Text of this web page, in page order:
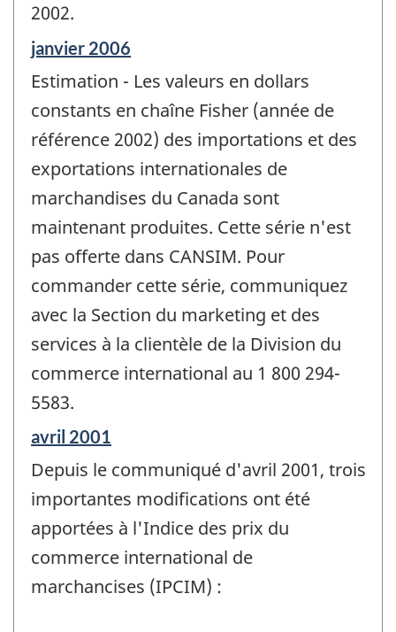
-
2002.
Période
référence
de
-
janvier 2006
Estimation - Les valeurs en dollars
constants en chaîne Fisher (année de
référence 2002) des importations et des
exportations internationales de
marchandises du Canada sont
maintenant produites. Cette série n'est
pas offerte dans CANSIM. Pour
commander cette série, communiquez
avec la Section du marketing et des
services à la clientèle de la Division du
commerce international au 1 800 294-
5583.
Période
référence
de
changement
-
avril 2001
Depuis le communiqué d'avril 2001, trois
importantes modifications ont été
apportées à l'Indice des prix du
commerce international de
marchancises (IPCIM) :